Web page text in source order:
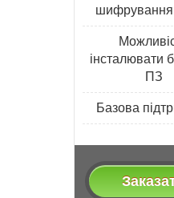
шифрування
інсталювати
ПЗ
Базова